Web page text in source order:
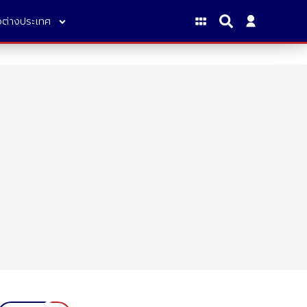
ต่างประเทศ